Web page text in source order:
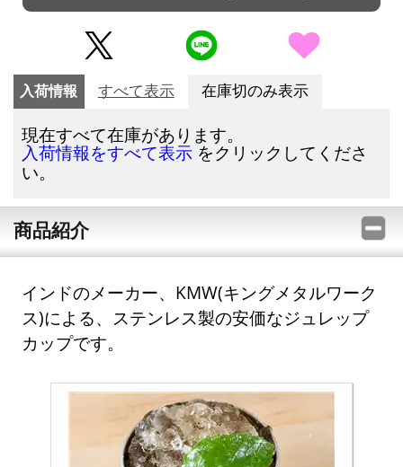
入荷情報 すべて表示 在庫切のみ表示
現在すべて在庫があります。
入荷情報をすべて表示 をクリックしてくださ
い。
商品紹介
インドのメーカー、KMW(キングメタルワーク
ス)による、ステンレス製の安価なジュレップ
カップです。